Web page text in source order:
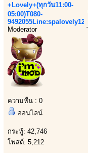
+Lovely+(ทุกวัน11:00-
05:00)T080-
9492055Line:spalovely123
Moderator
ความหื่น : 0
ออนไลน์
กระทู้: 42,746
โพสต์: 5,212